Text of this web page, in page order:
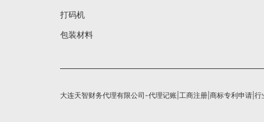
打码机
包装材料
大连天智财务代理有限公司-代理记账|工商注册|商标专利申请|行